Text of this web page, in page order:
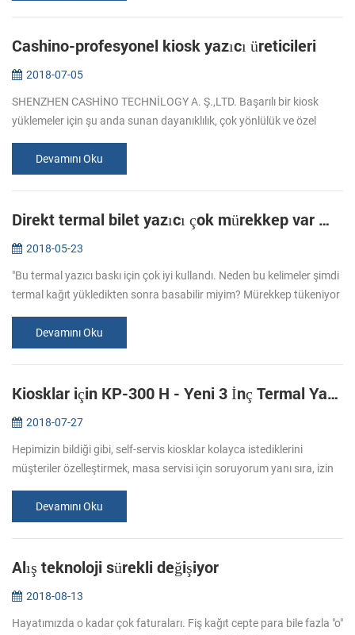
Cashino-profesyonel kiosk yazıcı üreticileri
2018-07-05
SHENZHEN CASHİNO TECHNİLOGY A. Ş.,LTD. Başarılı bir kiosk
yüklemeler için şu anda sunan dayanıklılık, çok yönlülük ve özel
Devamını Oku
Direkt termal bilet yazıcı çok mürekkep var mı?
2018-05-23
"Bu termal yazıcı baskı için çok iyi kullandı. Neden bu kelimeler şimdi
termal kağıt yükledikten sonra basabilir miyim? Mürekkep tükeniyor
Devamını Oku
Kiosklar için KP-300 H - Yeni 3 İnç Termal Yazıcı Çözümleri
2018-07-27
Hepimizin bildiği gibi, self-servis kiosklar kolayca istediklerini
müşteriler özelleştirmek, masa servisi için soruyorum yanı sıra, izin
Devamını Oku
Alış teknoloji sürekli değişiyor
2018-08-13
Hayatımızda o kadar çok faturaları. Fiş kağıt cepte para bile fazla "o"